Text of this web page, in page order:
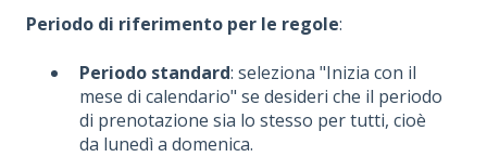
Periodo di riferimento per le regole:
Periodo standard: seleziona "Inizia con il
mese di calendario" se desideri che il periodo
di prenotazione sia lo stesso per tutti, cioè
da lunedì a domenica.